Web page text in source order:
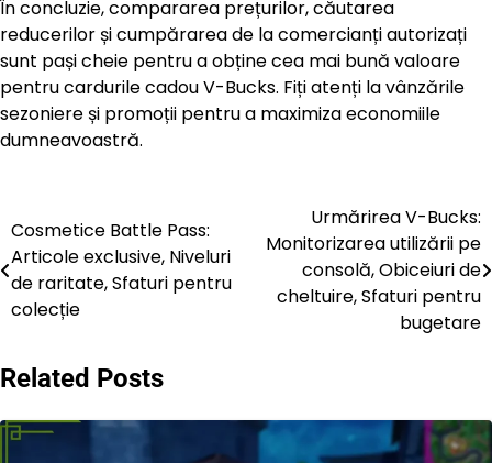
În concluzie, compararea prețurilor, căutarea
reducerilor și cumpărarea de la comercianți autorizați
sunt pași cheie pentru a obține cea mai bună valoare
pentru cardurile cadou V-Bucks. Fiți atenți la vânzările
sezoniere și promoții pentru a maximiza economiile
dumneavoastră.
Post
navigation
Cosmetice Battle Pass:
Articole exclusive, Niveluri
de raritate, Sfaturi pentru
colecție
Urmărirea V-Bucks:
Monitorizarea utilizării pe
consolă, Obiceiuri de
cheltuire, Sfaturi pentru
bugetare
Related Posts